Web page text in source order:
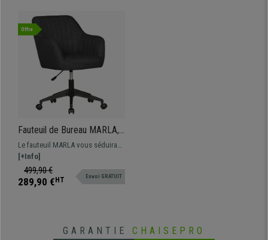
Offre
Fauteuil de Bureau MARLA,
Design Moderne, Grand
Rembourrage, en Tissu, Gris
Le fauteuil MARLA vous séduira
grâce à son style moderne et son
rembourrage épais. Ce siège est
confortable et très enveloppant.
[+Info]
499,90 €
289,90 € HT Envoi GRATUIT
GARANTIE CHAISEPRO